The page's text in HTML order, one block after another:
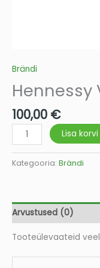
Brändi
Hennessy
100,00 €
Lisa korvi
Kategooria: Brändi
Arvustused (0)
Tooteülevaateid